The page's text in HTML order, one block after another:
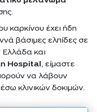
καρκίνου έχει ήδη
βάσιμες ελπίδες σε
Ελλάδα και
Hospital , είμαστε
να λάβουν
κλινικών δοκιμών.